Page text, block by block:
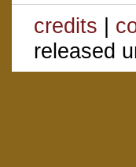
credits |
released